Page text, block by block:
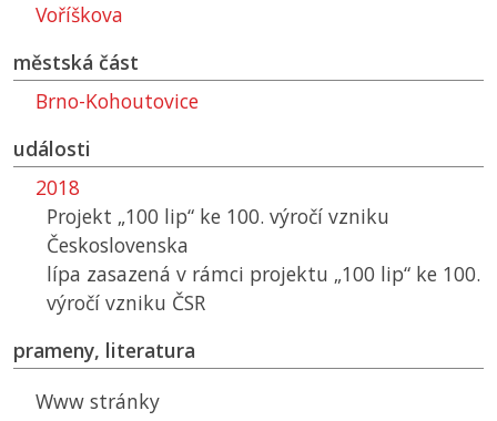
Voříškova
městská část
Brno-Kohoutovice
události
2018
Projekt „100 lip“ ke 100. výročí vzniku
Československa
lípa zasazená v rámci projektu „100 lip“ ke 100.
výročí vzniku ČSR
prameny, literatura
Www stránky